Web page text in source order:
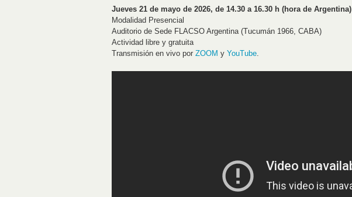
Jueves 21 de mayo de 2026, de 14.30 a 16.30 h (hora de Argentina)
Modalidad Presencial
Auditorio de Sede FLACSO Argentina (Tucumán 1966, CABA)
Actividad libre y gratuita
Transmisión en vivo por ZOOM y YouTube.